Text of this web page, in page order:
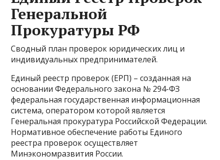
Генеральной
Прокуратуры РФ
Сводный план проверок юридических лиц и
индивидуальных предпринимателей.
Единый реестр проверок (ЕРП) – созданная на
основании Федерального закона № 294-ФЗ
федеральная государственная информационная
система, оператором которой является
Генеральная прокуратура Российской Федерации.
Нормативное обеспечение работы Единого
реестра проверок осуществляет
Минэкономразвития России.